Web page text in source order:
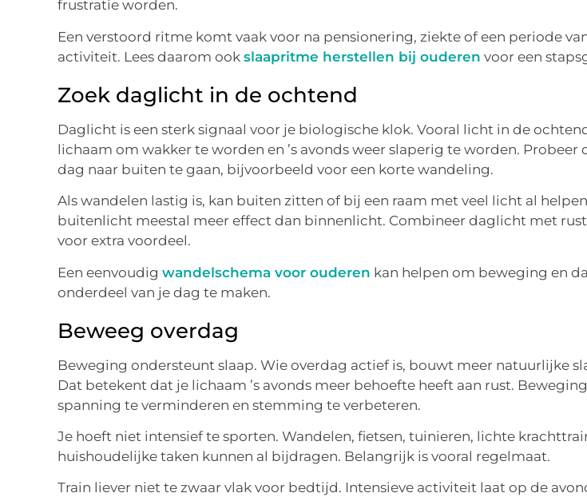
frustratie worden.
Een verstoord ritme komt vaak voor na pensionering, ziekte of een periode
activiteit. Lees daarom ook slaapritme herstellen bij ouderen voor een
Zoek daglicht in de ochtend
Daglicht is een sterk signaal voor je biologische klok. Vooral licht in de
lichaam om wakker te worden en ’s avonds weer slaperig te worden. Probeer
dag naar buiten te gaan, bijvoorbeeld voor een korte wandeling.
Als wandelen lastig is, kan buiten zitten of bij een raam met veel licht al
buitenlicht meestal meer effect dan binnenlicht. Combineer daglicht met
voor extra voordeel.
Een eenvoudig wandelschema voor ouderen kan helpen om beweging en
onderdeel van je dag te maken.
Beweeg overdag
Beweging ondersteunt slaap. Wie overdag actief is, bouwt meer natuurlijke
Dat betekent dat je lichaam ’s avonds meer behoefte heeft aan rust.
spanning te verminderen en stemming te verbeteren.
Je hoeft niet intensief te sporten. Wandelen, fietsen, tuinieren, lichte
huishoudelijke taken kunnen al bijdragen. Belangrijk is vooral regelmaat.
Train liever niet te zwaar vlak voor bedtijd. Intensieve activiteit laat op de